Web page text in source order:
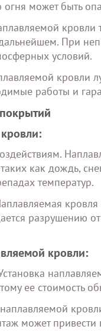
огня может быть
При
условий.
кровли
работы и
как дождь,
температур.
разрушению
кровли:
ее стоимость
может